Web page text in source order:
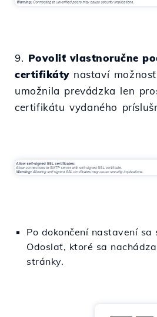
9. Povoliť vlastnoručne
certifikáty nastaví
umožnila prevádzka len
certifikátu vydaného
Po dokončení nastavení
Odoslať, ktoré sa
stránky.